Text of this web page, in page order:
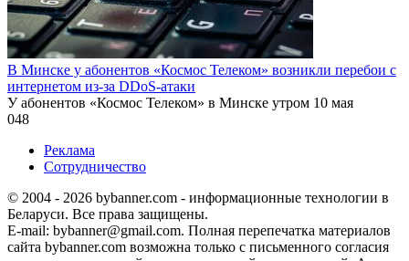
В Минске у абонентов «Космос Телеком» возникли перебои с
интернетом из-за DDoS-атаки
У абонентов «Космос Телеком» в Минске утром 10 мая
048
Реклама
Сотрудничество
© 2004 - 2026 bybanner.com - информационные технологии в
Беларуси. Все права защищены.
E-mail: bybanner@gmail.com. Полная перепечатка материалов
сайта bybanner.com возможна только с письменного согласия